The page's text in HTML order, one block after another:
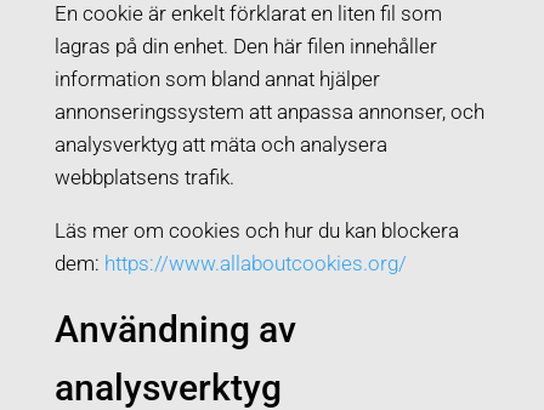
En cookie är enkelt förklarat en liten fil som
lagras på din enhet. Den här filen innehåller
information som bland annat hjälper
annonseringssystem att anpassa annonser, och
analysverktyg att mäta och analysera
webbplatsens trafik.
Läs mer om cookies och hur du kan blockera
dem: https://www.allaboutcookies.org/
Användning av
analysverktyg